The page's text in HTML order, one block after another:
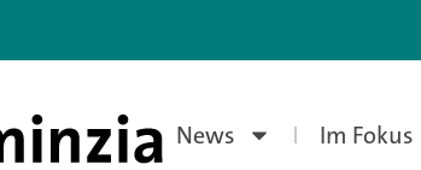
News Im Fokus